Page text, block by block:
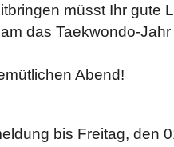
müsst Ihr gute
das Taekwondo-
Abend!
bis Freitag, den